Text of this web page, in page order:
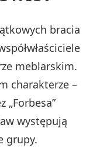
bracia
meblarskim.
charakterze –
„Forbesa”
występują
grupy.